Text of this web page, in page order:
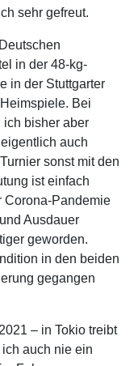
sehr gefreut.
in der 48-kg-
in der Stuttgarter
Bei
ich bisher aber
auch
sonst mit den
ist einfach
Corona-Pandemie
Ausdauer
geworden.
in den beiden
gegangen
– in Tokio treibt
auch nie ein